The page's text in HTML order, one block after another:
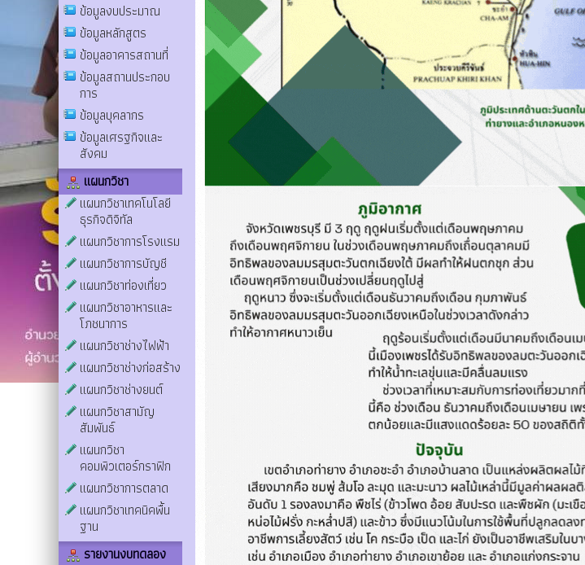
ข้อมูลงบประมาณ
ข้อมูลหลักสูตร
ข้อมูลอาคารสถานที่
ข้อมูลสถานประกอบ
การ
ข้อมูลบุคลากร
ข้อมูลเศรฐกิจและ
สังคม
แผนกวิชา
แผนกวิชาเทคโนโลยี
ธุรกิจดิจิทัล
แผนกวิชาการโรงแรม
แผนกวิชาการบัญชี
แผนกวิชาท่องเที่ยว
แผนกวิชาอาหารและ
โภชนาการ
แผนกวิชาช่างไฟฟ้า
แผนกวิชาช่างก่อสร้าง
แผนกวิชาช่างยนต์
แผนกวิชาสามัญ
สัมพันธ์
แผนกวิชา
คอมพิวเตอร์กราฟิก
แผนกวิชาการตลาด
แผนกวิชาเทคนิคพื้น
ฐาน
รายงานงบทดลอง